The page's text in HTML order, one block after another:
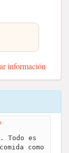
información
Todo es
como